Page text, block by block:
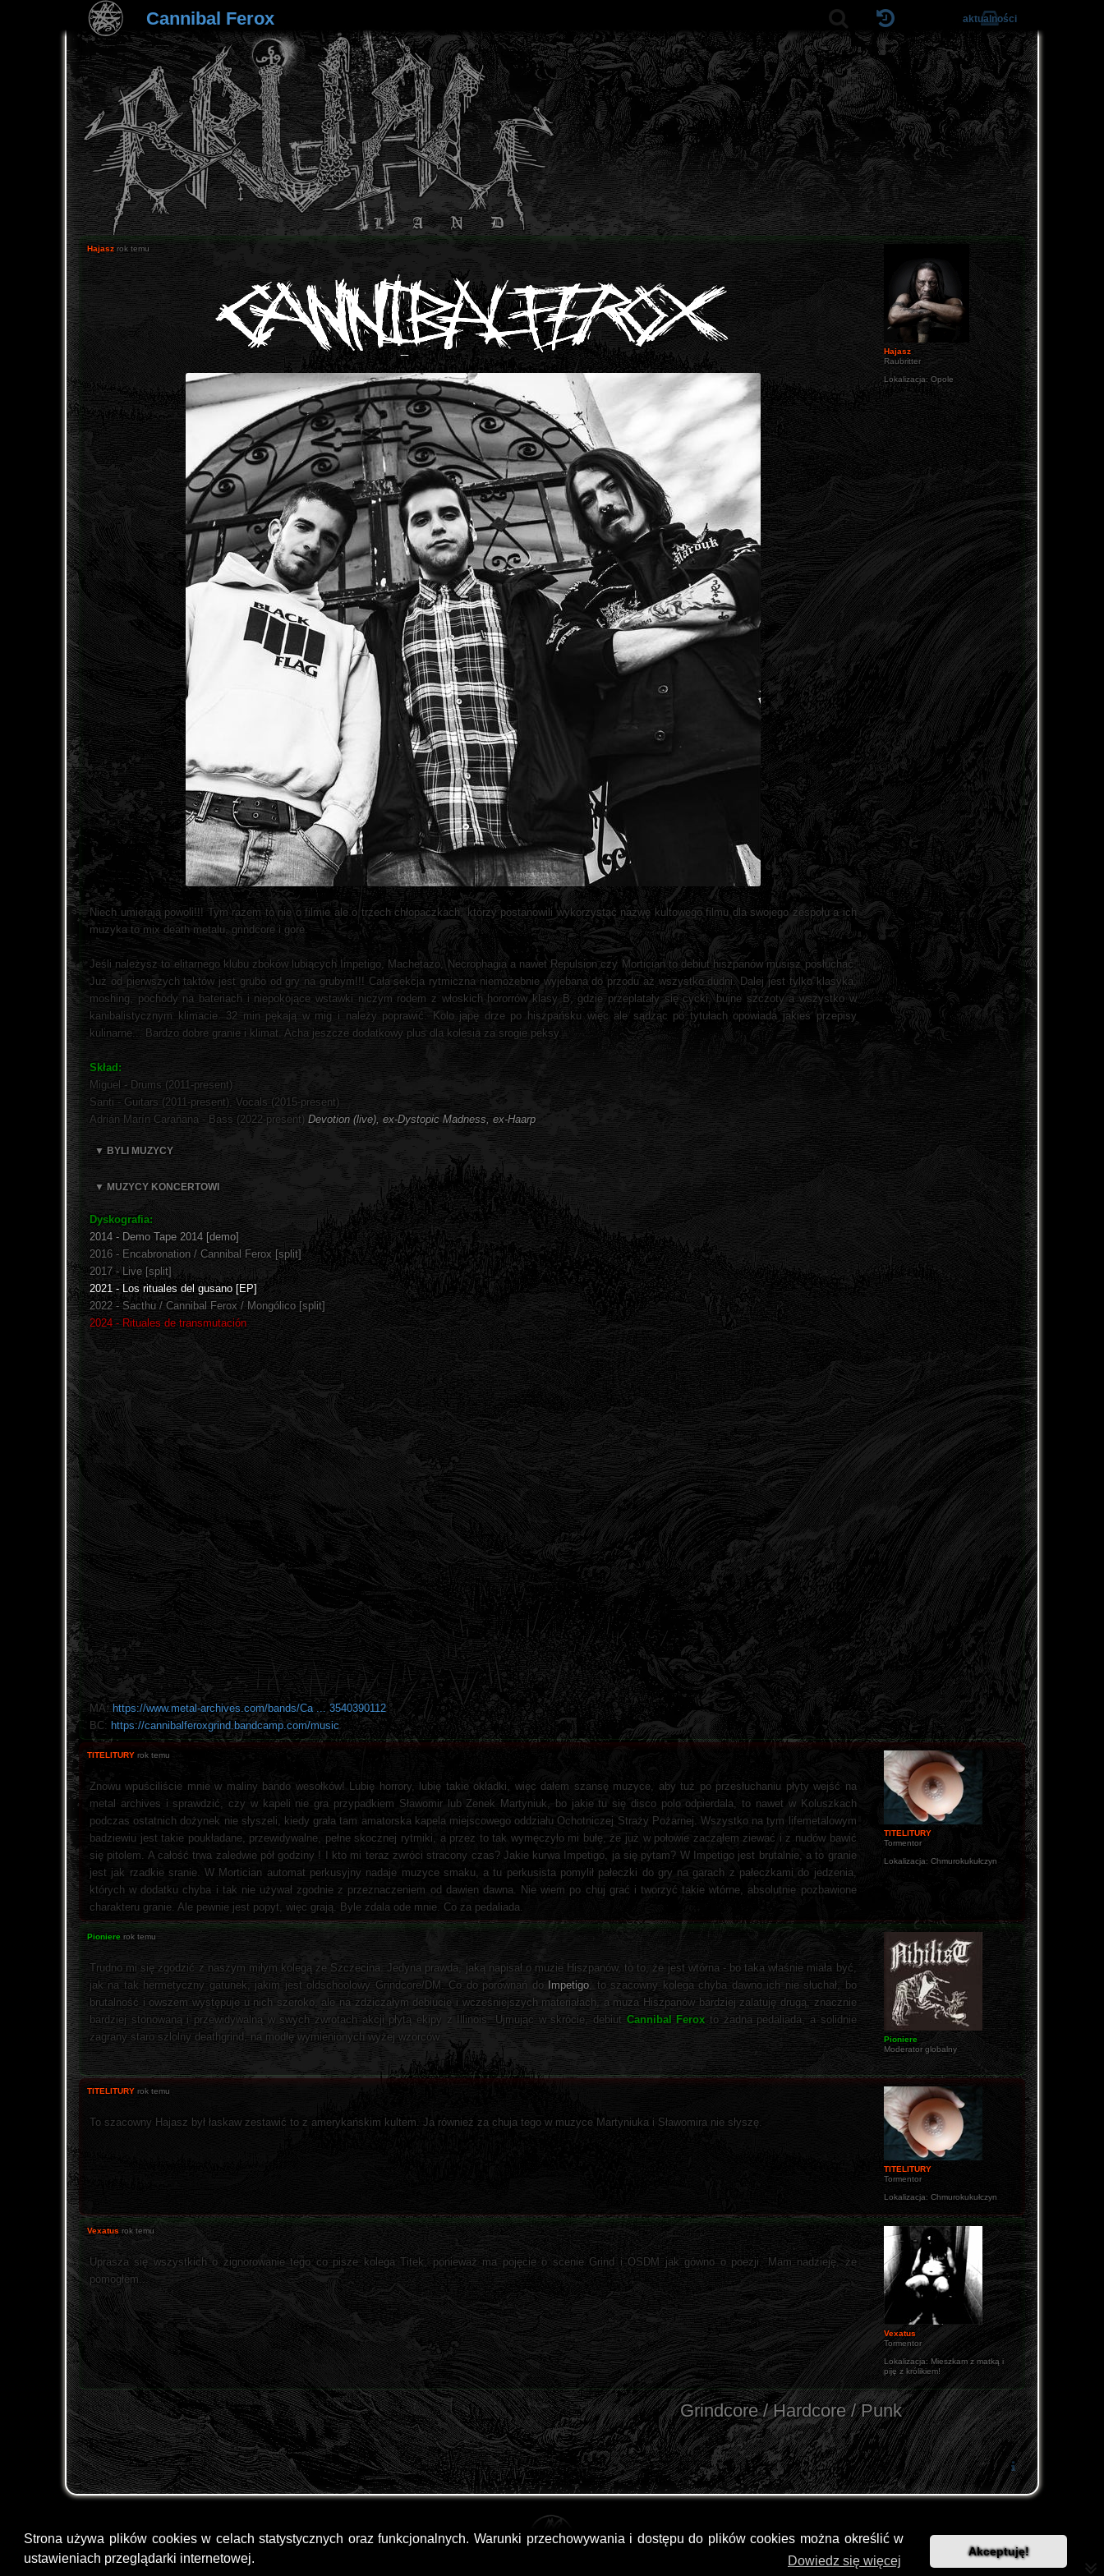
Strona używa plików cookies w celach statystycznych oraz funkcjonalnych. Warunki przechowywania i dostępu do plików cookies można określić w
ustawieniach przeglądarki internetowej.
Dowiedz się więcej
Akceptuję!
Cannibal Ferox aktualności
Hajasz
Raubritter
Lokalizacja: Opole
Hajasz rok temu
Niech umierają powoli!!! Tym razem to nie o filmie ale o trzech chłopaczkach, którzy postanowili wykorzystać nazwę kultowego filmu dla swojego zespołu a ich
muzyka to mix death metalu, grindcore i gore.
Jeśli należysz to elitarnego klubu zboków lubiących Impetigo, Machetazo, Necrophagia a nawet Repulsion czy Mortician to debiut hiszpanów musisz posłuchać.
Już od pierwszych taktów jest grubo od gry na grubym!!! Cała sekcja rytmiczna niemożebnie wyjebana do przodu aż wszystko dudni. Dalej jest tylko klasyka,
moshing, pochody na bateriach i niepokojące wstawki niczym rodem z włoskich hororrów klasy B, gdzie przeplatały się cycki, bujne szczoty a wszystko w
kanibalistycznym klimacie. 32 min pękają w mig i należy poprawić. Kolo japę drze po hiszpańsku więc ale sądząc po tytułach opowiada jakieś przepisy
kulinarne... Bardzo dobre granie i klimat. Acha jeszcze dodatkowy plus dla kolesia za srogie peksy.
Skład:
Miguel - Drums (2011-present)
Santi - Guitars (2011-present), Vocals (2015-present)
Adrián Marín Carañana - Bass (2022-present) Devotion (live), ex-Dystopic Madness, ex-Haarp
▼ BYLI MUZYCY
▼ MUZYCY KONCERTOWI
Dyskografia:
2014 - Demo Tape 2014 [demo]
2016 - Encabronation / Cannibal Ferox [split]
2017 - Live [split]
2021 - Los rituales del gusano [EP]
2022 - Sacthu / Cannibal Ferox / Mongólico [split]
2024 - Rituales de transmutación
MA: https://www.metal-archives.com/bands/Ca ... 3540390112
BC: https://cannibalferoxgrind.bandcamp.com/music
TITELITURY
Tormentor
Lokalizacja: Chmurokukułczyn
TITELITURY rok temu
Znowu wpuściliście mnie w maliny bando wesołków! Lubię horrory, lubię takie okładki, więc dałem szansę muzyce, aby tuż po przesłuchaniu płyty wejść na
metal archives i sprawdzić, czy w kapeli nie gra przypadkiem Sławomir lub Zenek Martyniuk, bo jakie tu się disco polo odpierdala, to nawet w Koluszkach
podczas ostatnich dożynek nie słyszeli, kiedy grała tam amatorska kapela miejscowego oddziału Ochotniczej Straży Pożarnej. Wszystko na tym lifemetalowym
badziewiu jest takie poukładane, przewidywalne, pełne skocznej rytmiki, a przez to tak wymęczyło mi bułę, że już w połowie zacząłem ziewać i z nudów bawić
się pitolem. A całość trwa zaledwie pół godziny ! I kto mi teraz zwróci stracony czas? Jakie kurwa Impetigo, ja się pytam? W Impetigo jest brutalnie, a to granie
jest jak rzadkie sranie. W Mortician automat perkusyjny nadaje muzyce smaku, a tu perkusista pomylił pałeczki do gry na garach z pałeczkami do jedzenia,
których w dodatku chyba i tak nie używał zgodnie z przeznaczeniem od dawien dawna. Nie wiem po chuj grać i tworzyć takie wtórne, absolutnie pozbawione
charakteru granie. Ale pewnie jest popyt, więc grają. Byle zdala ode mnie. Co za pedaliada.
Pioniere
Moderator globalny
Pioniere rok temu
Trudno mi się zgodzić z naszym miłym kolegą ze Szczecina. Jedyna prawda, jaką napisał o muzie Hiszpanów, to to, że jest wtórna - bo taka właśnie miała być,
jak na tak hermetyczny gatunek, jakim jest oldschoolowy Grindcore/DM. Co do porównań do
Impetigo, to szacowny kolega chyba dawno ich nie słuchał, bo
brutalność i owszem występuje u nich szeroko, ale na zdziczałym debiucie i wcześniejszych materiałach, a muza Hiszpanów bardziej zalatuję drugą, znacznie
bardziej stonowaną i przewidywalną w swych zwrotach akcji płytą ekipy z Illinois. Ujmując w skrócie, debiut Cannibal Ferox to żadna pedaliada, a solidnie
zagrany staro szlolny deathgrind, na modłę wymienionych wyżej wzorców.
TITELITURY
Tormentor
Lokalizacja: Chmurokukułczyn
TITELITURY rok temu
To szacowny Hajasz był łaskaw zestawić to z amerykańskim kultem. Ja również za chuja tego w muzyce Martyniuka i Sławomira nie słyszę.
Vexatus
Tormentor
Lokalizacja: Mieszkam z matką i
piję z królikiem!
Vexatus rok temu
Uprasza się wszystkich o zignorowanie tego co pisze kolega Titek, ponieważ ma pojęcie o scenie Grind i OSDM jak gówno o poezji. Mam nadzieję, że
pomogłem...
Grindcore / Hardcore / Punk